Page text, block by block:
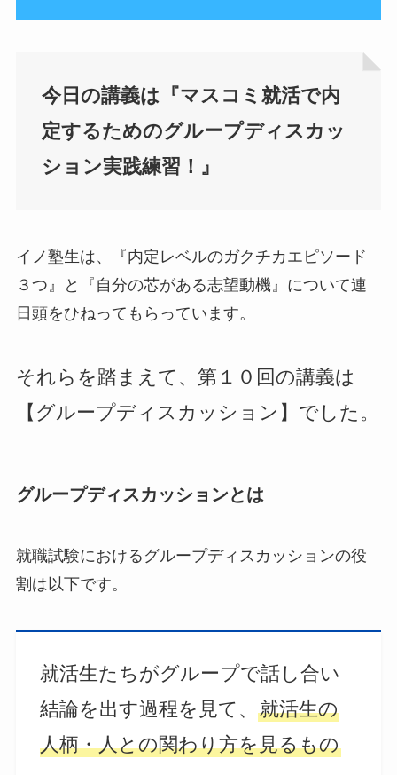
今日の講義は『マスコミ就活で内
定するためのグループディスカッ
ション実践練習！』
イノ塾生は、『内定レベルのガクチカエピソード
３つ』と『自分の芯がある志望動機』について連
日頭をひねってもらっています。
それらを踏まえて、第１０回の講義は
【グループディスカッション】でした。
グループディスカッションとは
就職試験におけるグループディスカッションの役
割は以下です。
就活生たちがグループで話し合い
結論を出す過程を見て、 就活生の
人柄・人との関わり方を見るもの